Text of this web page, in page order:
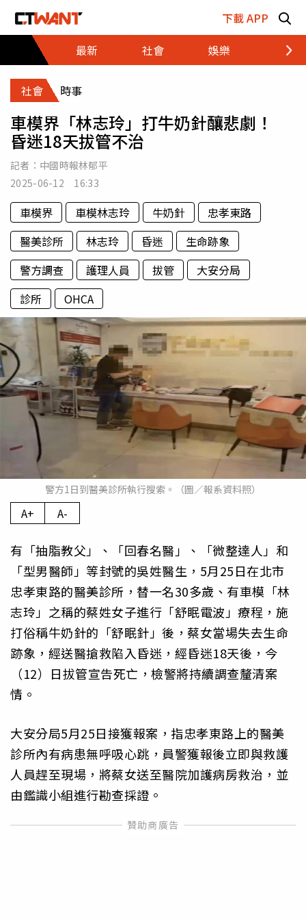
下載 APP
最新
社會 娛樂 財經
社會 時事
車模界「林志玲」打牛奶針釀悲劇！
昏迷18天拔管不治
記者： 中國時報林郁平
2025-06-12 16:33
車模界 車模林志玲 牛奶針
忠孝東路
醫美診所
林志玲 昏迷
生命跡象
警方調查
護理人員 拔管
大安分局
診所
OHCA
警方1日到醫美診所執行搜索。（圖／報系資料照）
A+ A-
有「抽脂教父」、「回春名醫」、「微整達人」和
「型男醫師」等封號的吳姓醫生，5月25日在北市
忠孝東路的醫美診所，替一名30多歲、有車模「林
志玲」之稱的蔡姓女子進行「舒眠電波」療程，施
打俗稱牛奶針的「舒眠針」後，蔡女當場失去生命
跡象，經送醫搶救陷入昏迷，經昏迷18天後，今
（12）日拔管宣告死亡，檢警將持續調查釐清案
情。
大安分局5月25日接獲報案，指忠孝東路上的醫美
診所內有病患無呼吸心跳，員警獲報後立即與救護
人員趕至現場，將蔡女送至醫院加護病房救治，並
由鑑識小組進行勘查採證。